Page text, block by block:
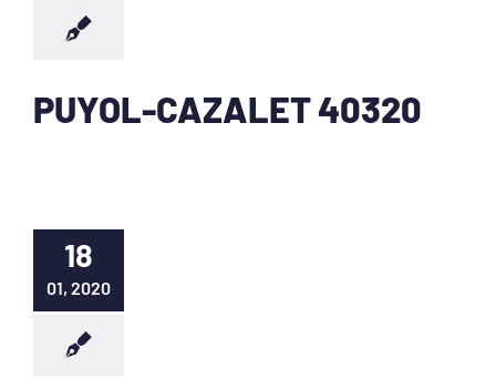
PUYOL-CAZALET 40320
18
01, 2020